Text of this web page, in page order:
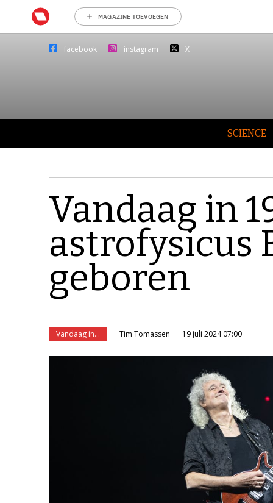
MAGAZINE TOEVOEGEN
facebook instagram X
SCIENCE
Vandaag in
astrofysicus
geboren
Vandaag in... Tim Tomassen 19 juli 2024 07:00